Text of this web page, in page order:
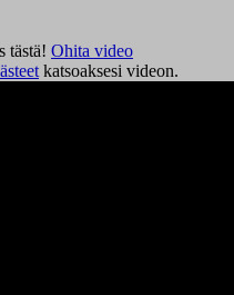
tästä! Ohita video
katsoaksesi videon.